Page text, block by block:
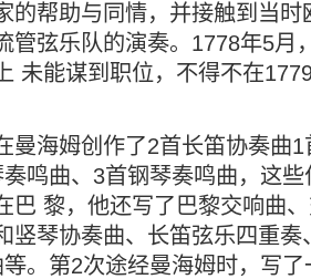
的帮助与同情，并接触到当时
管弦乐队的演奏。1778年5月
未能谋到职位，不得不在
曼海姆创作了2首长笛协奏曲
鸣曲、3首钢琴奏鸣曲，这
巴 黎，他还写了巴黎交响曲
竖琴协奏曲、长笛弦乐四重奏
。第2次途经曼海姆时，写